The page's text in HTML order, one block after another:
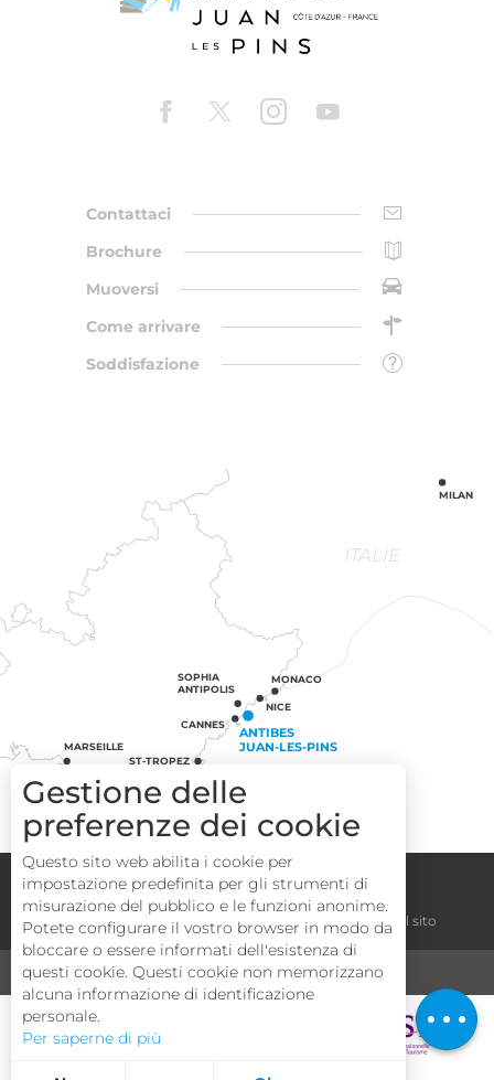
Apertura
Contattaci
Brochure
Muoversi
Come arrivare
Soddisfazione
ITALIE
ST-TROPEZ
MARSEILLE
CANNES
ANTIBES
JUAN-LES-PINS
SOPHIA
ANTIPOLIS
NICE
MONACO
MILAN
Congressi Area operatori
Note legali Termini e condizioni La mappa del sito
MEDIA TURISMO E HANDICAP
Gestione delle
preferenze dei cookie
Questo sito web abilita i cookie per
impostazione predefinita per gli strumenti di
misurazione del pubblico e le funzioni anonime.
Potete configurare il vostro browser in modo da
bloccare o essere informati dell'esistenza di
questi cookie. Questi cookie non memorizzano
alcuna informazione di identificazione
personale.
Per saperne di più